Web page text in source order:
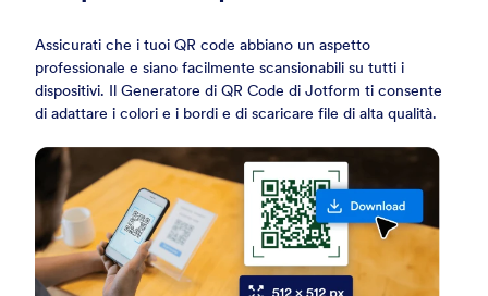
Assicurati che i tuoi QR code abbiano un aspetto
professionale e siano facilmente scansionabili su tutti i
dispositivi. Il Generatore di QR Code di Jotform ti consente
di adattare i colori e i bordi e di scaricare file di alta qualità.